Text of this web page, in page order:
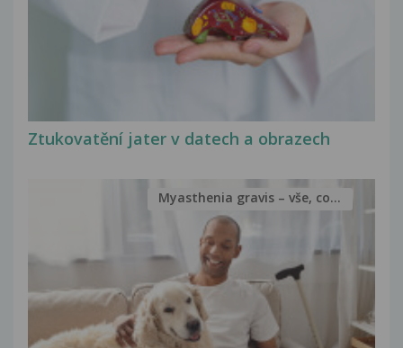
Ztukovatění jater v datech a obrazech
Myasthenia gravis – vše, co...